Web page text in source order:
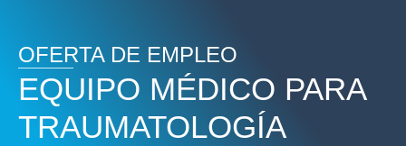
OFERTA DE EMPLEO
EQUIPO MÉDICO PARA
TRAUMATOLOGÍA